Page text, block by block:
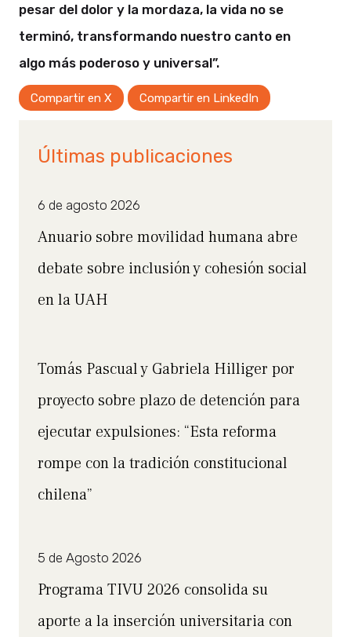
pesar del dolor y la mordaza, la vida no se
terminó, transformando nuestro canto en
algo más poderoso y universal”.
Compartir en X Compartir en LinkedIn
Últimas publicaciones
6 de agosto 2026
Anuario sobre movilidad humana abre
debate sobre inclusión y cohesión social
en la UAH
Tomás Pascual y Gabriela Hilliger por
proyecto sobre plazo de detención para
ejecutar expulsiones: “Esta reforma
rompe con la tradición constitucional
chilena”
5 de Agosto 2026
Programa TIVU 2026 consolida su
aporte a la inserción universitaria con